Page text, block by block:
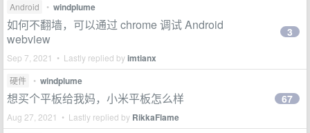
Android • windplume
如何不翻墙，可以通过 chrome 调试 Android
webview
Sep 7, 2021 • Lastly replied byimtianx
3
硬件 • windplume
想买个平板给我妈，小米平板怎么样
Aug 27, 2021 • Lastly replied by RikkaFlame
67